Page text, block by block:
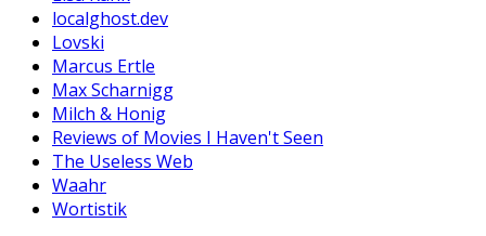
localghost.dev
Lovski
Marcus Ertle
Max Scharnigg
Milch & Honig
Reviews of Movies I Haven't Seen
The Useless Web
Waahr
Wortistik